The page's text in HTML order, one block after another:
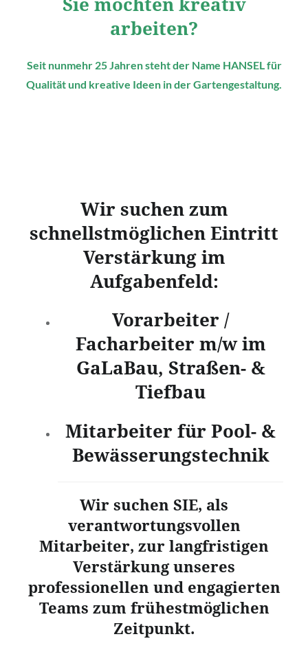
arbeiten?
Seit nunmehr 25 Jahren steht der Name HANSEL für
Qualität und kreative Ideen in der Gartengestaltung.
Wir suchen zum
schnellstmöglichen Eintritt
Verstärkung im
Aufgabenfeld:
Vorarbeiter /
Facharbeiter m/w im
GaLaBau, Straßen- &
Tiefbau
Mitarbeiter für Pool- &
Bewässerungstechnik
Wir suchen SIE, als
verantwortungsvollen
Mitarbeiter, zur langfristigen
Verstärkung unseres
professionellen und engagierten
Teams zum frühestmöglichen
Zeitpunkt.